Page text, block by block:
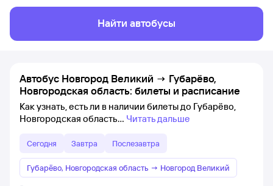
Найти автобусы
Автобус Новгород Великий → Губарёво,
Новгородская область: билеты и расписание
Как узнать, есть ли в наличии билеты до Губарёво,
Новгородская область
Читать дальше
Сегодня Завтра Послезавтра
Губарёво, Новгородская область → Новгород Великий